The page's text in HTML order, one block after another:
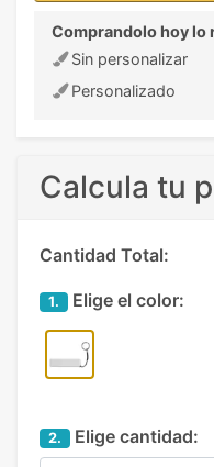
Comprandolo hoy lo
Sin personalizar
Personalizado
Calcula tu
Cantidad Total:
1. Elige el color:
2. Elige cantidad: